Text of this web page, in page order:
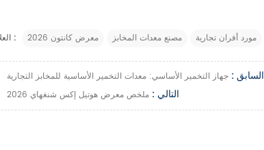
العلامات : معرض كانتون 2026 مصنع معدات المخابز مورد أفران تجارية
السابق :جهاز التخمير الأساسي: معدات التخمير الأساسية للمخابز التجارية
التالي :ملخص معرض هوتيل إكس شنغهاي 2026